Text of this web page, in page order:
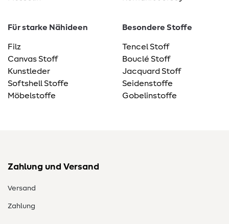
Für starke Nähideen
Filz
Canvas Stoff
Kunstleder
Softshell Stoffe
Möbelstoffe
Besondere Stoffe
Tencel Stoff
Bouclé Stoff
Jacquard Stoff
Seidenstoffe
Gobelinstoffe
Zahlung und Versand
Versand
Zahlung